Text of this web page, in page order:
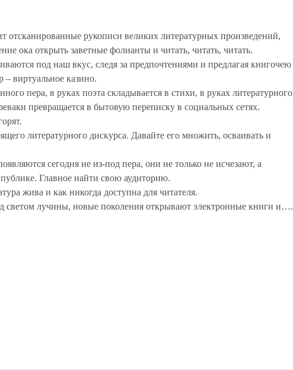
отсканированные рукописи великих литературных произведений,
ока открыть заветные фолианты и читать, читать, читать.
под наш вкус, следя за предпочтениями и предлагая книгочею
виртуальное казино.
пера, в руках поэта складывается в стихи, в руках литературного
превращается в бытовую переписку в социальных сетях.
литературного дискурса. Давайте его множить, осваивать и
сегодня не из-под пера, они не только не исчезают, а
Главное найти свою аудиторию.
жива и как никогда доступна для читателя.
лучины, новые поколения открывают электронные книги и….